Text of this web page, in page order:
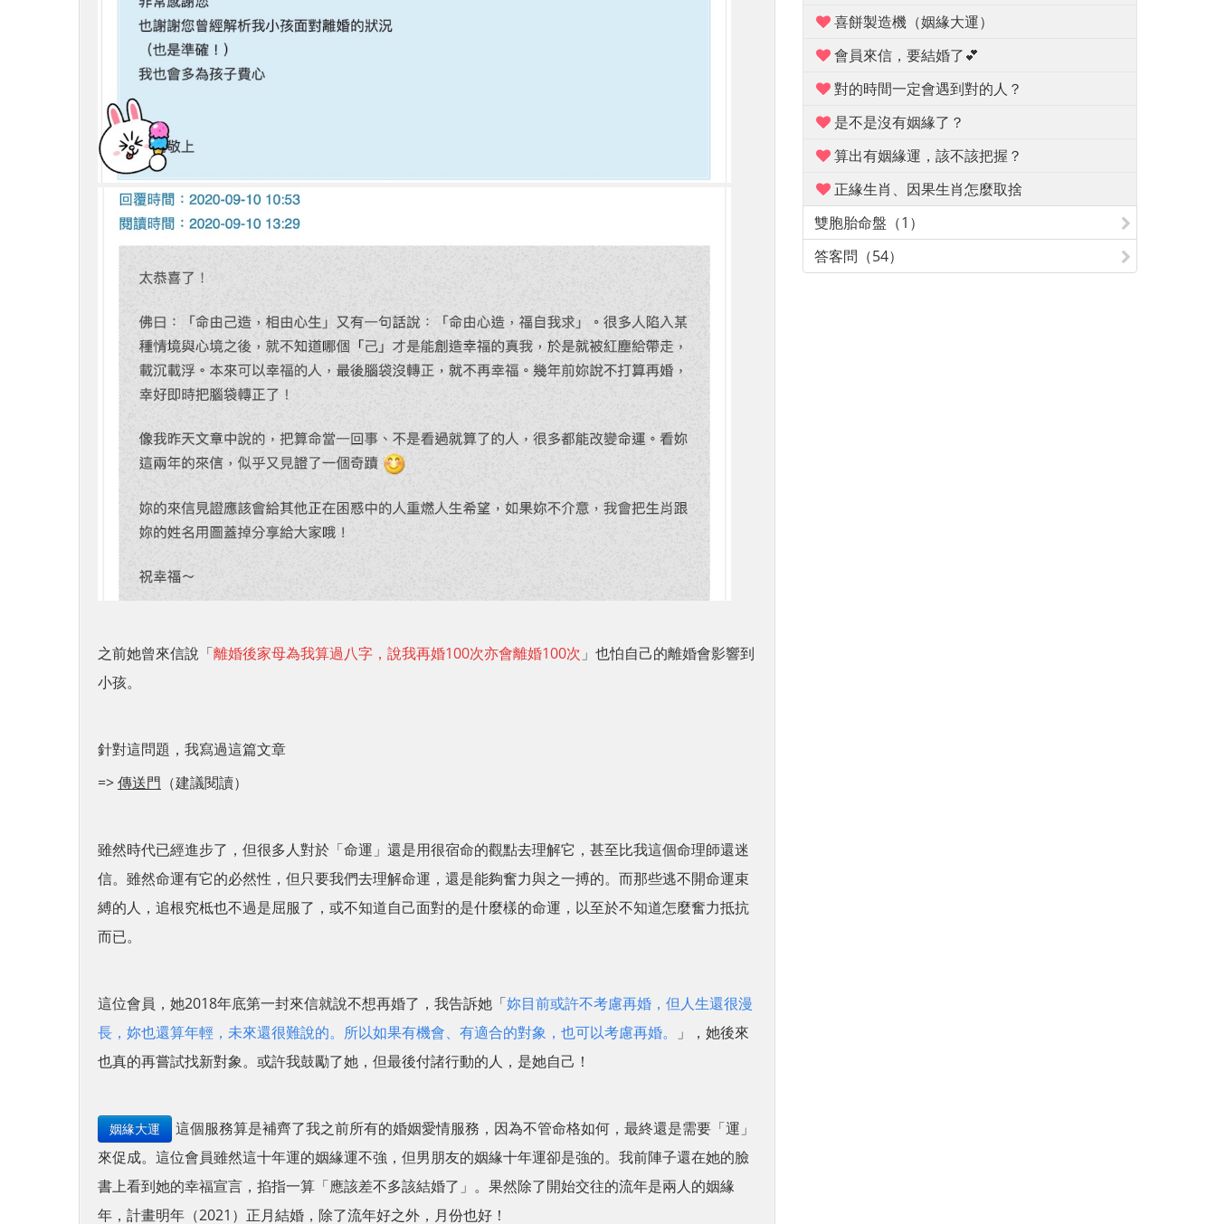
之前她曾來信說「離婚後家母為我算過八字，說我再婚100次亦會離婚100次 」也怕自己的離婚會影響到
小孩。
針對這問題，我寫過這篇文章
=>傳送門 （建議閱讀）
雖然時代已經進步了，但很多人對於「命運」還是用很宿命的觀點去理解它，甚至比我這個命理師還迷
信。雖然命運有它的必然性，但只要我們去理解命運，還是能夠奮力與之一搏的。而那些逃不開命運束
縛的人，追根究柢也不過是屈服了，或不知道自己面對的是什麼樣的命運，以至於不知道怎麼奮力抵抗
而已。
這位會員，她2018年底第一封來信就說不想再婚了，我告訴她「妳目前或許不考慮再婚，但人生還很漫
長，妳也還算年輕，未來還很難說的。所以如果有機會、有適合的對象，也可以考慮再婚。
」，她後來
也真的再嘗試找新對象。或許我鼓勵了她，但最後付諸行動的人，是她自己！
姻緣大運
這個服務算是補齊了我之前所有的婚姻愛情服務，因為不管命格如何，最終還是需要「運」
來促成。這位會員雖然這十年運的姻緣運不強，但男朋友的姻緣十年運卻是強的。我前陣子還在她的臉
書上看到她的幸福宣言，掐指一算「應該差不多該結婚了」。果然除了開始交往的流年是兩人的姻緣
年，計畫明年（2021）正月結婚，除了流年好之外，月份也好！
喜餅製造機（姻緣大運）
會員來信，要結婚了💕
對的時間一定會遇到對的人？
是不是沒有姻緣了？
算出有姻緣運，該不該把握？
正緣生肖、因果生肖怎麼取捨
雙胞胎命盤（1）
答客問（54）